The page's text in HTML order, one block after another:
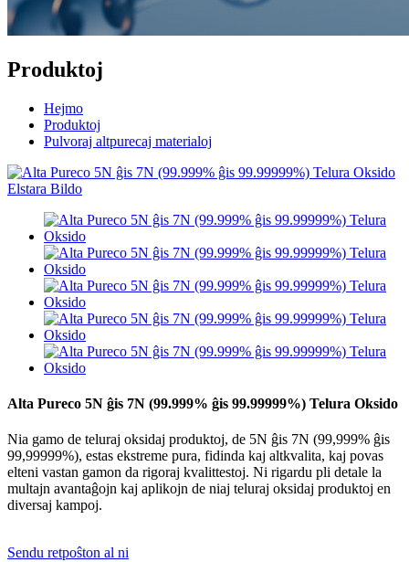
Produktoj
Hejmo
Produktoj
Pulvoraj altpurecaj materialoj
Alta Pureco 5N ĝis 7N (99.999% ĝis 99.99999%) Telura Oksido
Nia gamo de teluraj oksidaj produktoj, de 5N ĝis 7N (99,999% ĝis
99,99999%), estas ekstreme pura, fidinda kaj altkvalita, kaj povas
elteni vastan gamon da rigoraj kvalittestoj. Ni rigardu pli detale la
multajn avantaĝojn kaj aplikojn de niaj teluraj oksidaj produktoj en
diversaj kampoj.
Sendu retpoŝton al ni